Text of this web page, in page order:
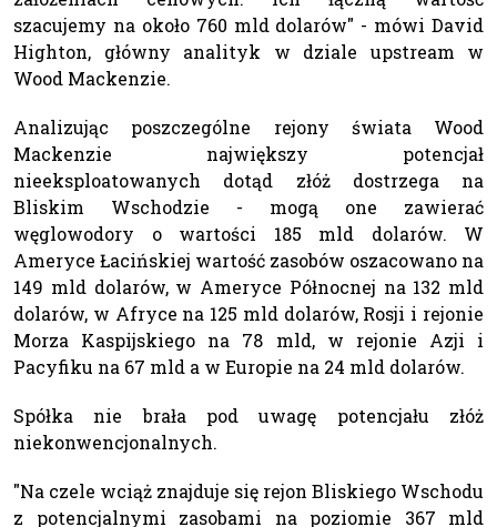
szacujemy na około 760 mld dolarów" - mówi David
Highton, główny analityk w dziale upstream w
Wood Mackenzie.
Analizując poszczególne rejony świata Wood
Mackenzie największy potencjał
nieeksploatowanych dotąd złóż dostrzega na
Bliskim Wschodzie - mogą one zawierać
węglowodory o wartości 185 mld dolarów. W
Ameryce Łacińskiej wartość zasobów oszacowano na
149 mld dolarów, w Ameryce Północnej na 132 mld
dolarów, w Afryce na 125 mld dolarów, Rosji i rejonie
Morza Kaspijskiego na 78 mld, w rejonie Azji i
Pacyfiku na 67 mld a w Europie na 24 mld dolarów.
Spółka nie brała pod uwagę potencjału złóż
niekonwencjonalnych.
"Na czele wciąż znajduje się rejon Bliskiego Wschodu
z potencjalnymi zasobami na poziomie 367 mld